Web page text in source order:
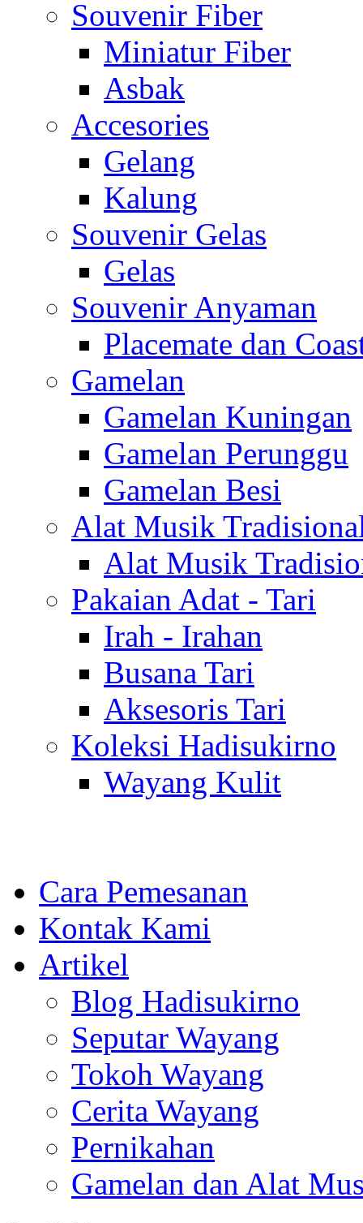
Souvenir Fiber
Miniatur Fiber
Asbak
Accesories
Gelang
Kalung
Souvenir Gelas
Gelas
Souvenir Anyaman
Placemate dan
Gamelan
Gamelan Kuningan
Gamelan Perunggu
Gamelan Besi
Alat Musik
Alat Musik
Pakaian Adat - Tari
Irah - Irahan
Busana Tari
Aksesoris Tari
Koleksi Hadisukirno
Wayang Kulit
Cara Pemesanan
Kontak Kami
Artikel
Blog Hadisukirno
Seputar Wayang
Tokoh Wayang
Cerita Wayang
Pernikahan
Gamelan dan Alat